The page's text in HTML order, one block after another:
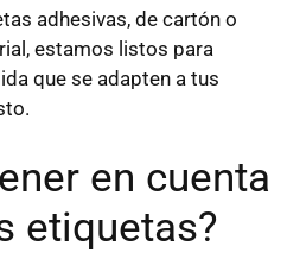
adhesivas, de cartón o
estamos listos para
que se adapten a tus
en cuenta
etiquetas?